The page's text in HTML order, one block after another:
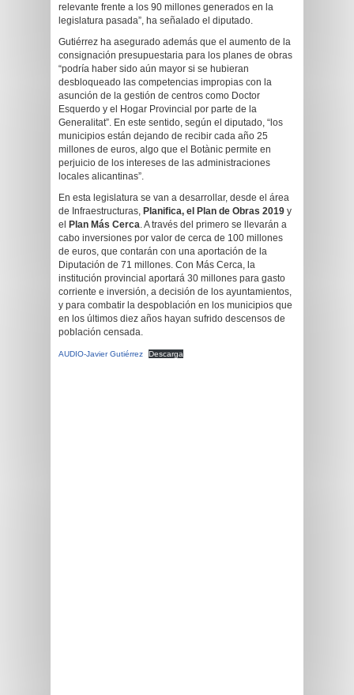
relevante frente a los 90 millones generados en la
legislatura pasada”, ha señalado el diputado.
Gutiérrez ha asegurado además que el aumento de la
consignación presupuestaria para los planes de obras
“podría haber sido aún mayor si se hubieran
desbloqueado las competencias impropias con la
asunción de la gestión de centros como Doctor
Esquerdo y el Hogar Provincial por parte de la
Generalitat”. En este sentido, según el diputado, “los
municipios están dejando de recibir cada año 25
millones de euros, algo que el Botànic permite en
perjuicio de los intereses de las administraciones
locales alicantinas”.
En esta legislatura se van a desarrollar, desde el área
de Infraestructuras, Planifica, el Plan de Obras 2019 y
el
Plan Más Cerca. A través del primero se llevarán a
cabo inversiones por valor de cerca de 100 millones
de euros, que contarán con una aportación de la
Diputación de 71 millones. Con Más Cerca, la
institución provincial aportará 30 millones para gasto
corriente e inversión, a decisión de los ayuntamientos,
y para combatir la despoblación en los municipios que
en los últimos diez años hayan sufrido descensos de
población censada.
AUDIO-Javier Gutiérrez Descarga